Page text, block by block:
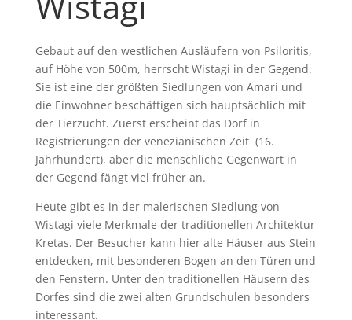
Gebaut auf den westlichen Ausläufern von Psiloritis,
auf Höhe von 500m, herrscht Wistagi in der Gegend.
Sie ist eine der größten Siedlungen von Amari und
die Einwohner beschäftigen sich hauptsächlich mit
der Tierzucht. Zuerst erscheint das Dorf in
Registrierungen der venezianischen Zeit (16.
Jahrhundert), aber die menschliche Gegenwart in
der Gegend fängt viel früher an.
Heute gibt es in der malerischen Siedlung von
Wistagi viele Merkmale der traditionellen Architektur
Kretas. Der Besucher kann hier alte Häuser aus Stein
entdecken, mit besonderen Bogen an den Türen und
den Fenstern. Unter den traditionellen Häusern des
Dorfes sind die zwei alten Grundschulen besonders
interessant.